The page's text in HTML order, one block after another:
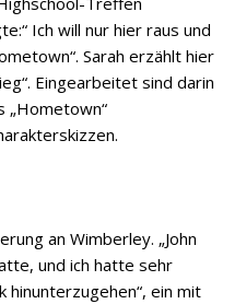
Ich will nur hier raus und
Sarah erzählt hier
Eingearbeitet sind darin
„Hometown“
an Wimberley. „John
und ich hatte sehr
hinunterzugehen“, ein mit